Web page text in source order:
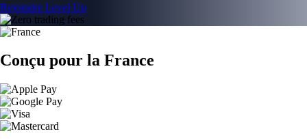
Rejoindre Level Up
Conçu pour la France